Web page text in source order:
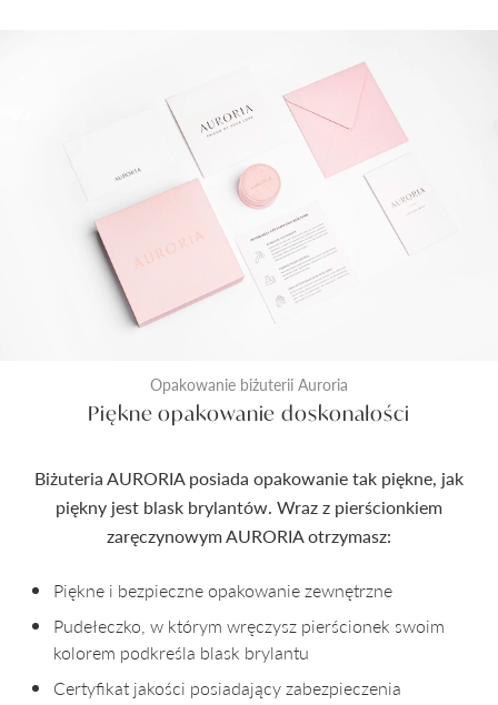
Opakowanie biżuterii Auroria
Piękne opakowanie doskonałości
Biżuteria AURORIA posiada opakowanie tak piękne, jak
piękny jest blask brylantów. Wraz z pierścionkiem
zaręczynowym AURORIA otrzymasz:
Piękne i bezpieczne opakowanie zewnętrzne
Pudełeczko, w którym wręczysz pierścionek swoim
kolorem podkreśla blask brylantu
Certyfikat jakości posiadający zabezpieczenia